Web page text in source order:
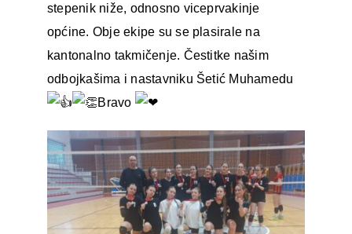
stepenik niže, odnosno viceprvakinje
općine. Obje ekipe su se plasirale na
kantonalno takmičenje. Čestitke našim
odbojkašima i nastavniku Šetić Muhamedu
Bravo